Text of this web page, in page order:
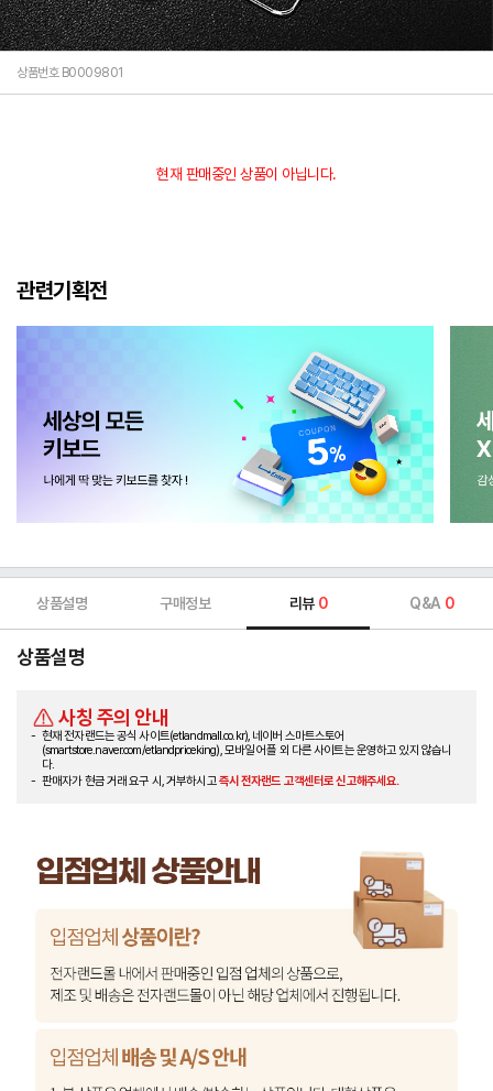
상품번호 B0009801
현재 판매중인 상품이 아닙니다.
관련기획전
상품설명 구매정보 리뷰 0 Q&A 0
상품설명
사칭 주의 안내
현재 전자랜드는 공식 사이트(etlandmall.co.kr), 네이버 스마트스토어
(smartstore.naver.com/etlandpriceking), 모바일 어플 외 다른 사이트는 운영하고 있지 않습니
다.
판매자가 현금 거래 요구 시, 거부하시고즉시 전자랜드 고객센터로 신고해주세요.